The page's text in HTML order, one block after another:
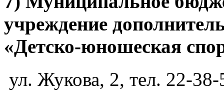
учреждение
«Детско-юношеская
ул. Жукова, 2, тел. 22-